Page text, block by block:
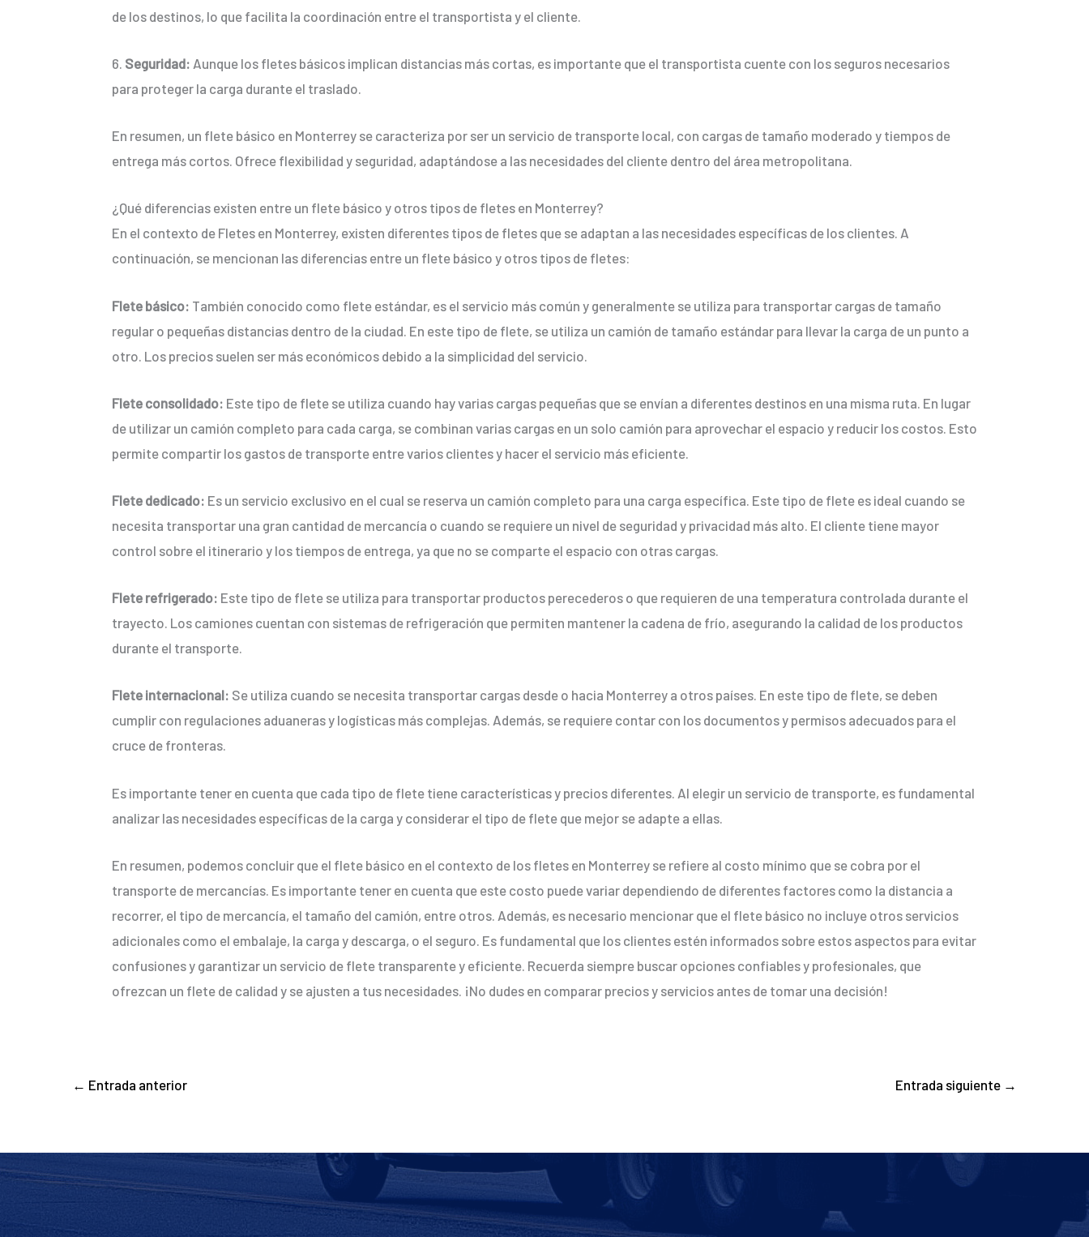
de los destinos, lo que facilita la coordinación entre el transportista y el cliente.
6. Seguridad: Aunque los fletes básicos implican distancias más cortas, es importante que el transportista cuente con los seguros necesarios
para proteger la carga durante el traslado.
En resumen, un flete básico en Monterrey se caracteriza por ser un servicio de transporte local, con cargas de tamaño moderado y tiempos de
entrega más cortos. Ofrece flexibilidad y seguridad, adaptándose a las necesidades del cliente dentro del área metropolitana.
¿Qué diferencias existen entre un flete básico y otros tipos de fletes en Monterrey?
En el contexto de Fletes en Monterrey, existen diferentes tipos de fletes que se adaptan a las necesidades específicas de los clientes. A
continuación, se mencionan las diferencias entre un flete básico y otros tipos de fletes:
Flete básico: También conocido como flete estándar, es el servicio más común y generalmente se utiliza para transportar cargas de tamaño
regular o pequeñas distancias dentro de la ciudad. En este tipo de flete, se utiliza un camión de tamaño estándar para llevar la carga de un punto a
otro. Los precios suelen ser más económicos debido a la simplicidad del servicio.
Flete consolidado: Este tipo de flete se utiliza cuando hay varias cargas pequeñas que se envían a diferentes destinos en una misma ruta. En lugar
de utilizar un camión completo para cada carga, se combinan varias cargas en un solo camión para aprovechar el espacio y reducir los costos. Esto
permite compartir los gastos de transporte entre varios clientes y hacer el servicio más eficiente.
Flete dedicado: Es un servicio exclusivo en el cual se reserva un camión completo para una carga específica. Este tipo de flete es ideal cuando se
necesita transportar una gran cantidad de mercancía o cuando se requiere un nivel de seguridad y privacidad más alto. El cliente tiene mayor
control sobre el itinerario y los tiempos de entrega, ya que no se comparte el espacio con otras cargas.
Flete refrigerado: Este tipo de flete se utiliza para transportar productos perecederos o que requieren de una temperatura controlada durante el
trayecto. Los camiones cuentan con sistemas de refrigeración que permiten mantener la cadena de frío, asegurando la calidad de los productos
durante el transporte.
Flete internacional: Se utiliza cuando se necesita transportar cargas desde o hacia Monterrey a otros países. En este tipo de flete, se deben
cumplir con regulaciones aduaneras y logísticas más complejas. Además, se requiere contar con los documentos y permisos adecuados para el
cruce de fronteras.
Es importante tener en cuenta que cada tipo de flete tiene características y precios diferentes. Al elegir un servicio de transporte, es fundamental
analizar las necesidades específicas de la carga y considerar el tipo de flete que mejor se adapte a ellas.
En resumen, podemos concluir que el flete básico en el contexto de los fletes en Monterrey se refiere al costo mínimo que se cobra por el
transporte de mercancías. Es importante tener en cuenta que este costo puede variar dependiendo de diferentes factores como la distancia a
recorrer, el tipo de mercancía, el tamaño del camión, entre otros. Además, es necesario mencionar que el flete básico no incluye otros servicios
adicionales como el embalaje, la carga y descarga, o el seguro. Es fundamental que los clientes estén informados sobre estos aspectos para evitar
confusiones y garantizar un servicio de flete transparente y eficiente. Recuerda siempre buscar opciones confiables y profesionales, que
ofrezcan un flete de calidad y se ajusten a tus necesidades. ¡No dudes en comparar precios y servicios antes de tomar una decisión!
← Entrada anterior Entrada siguiente →